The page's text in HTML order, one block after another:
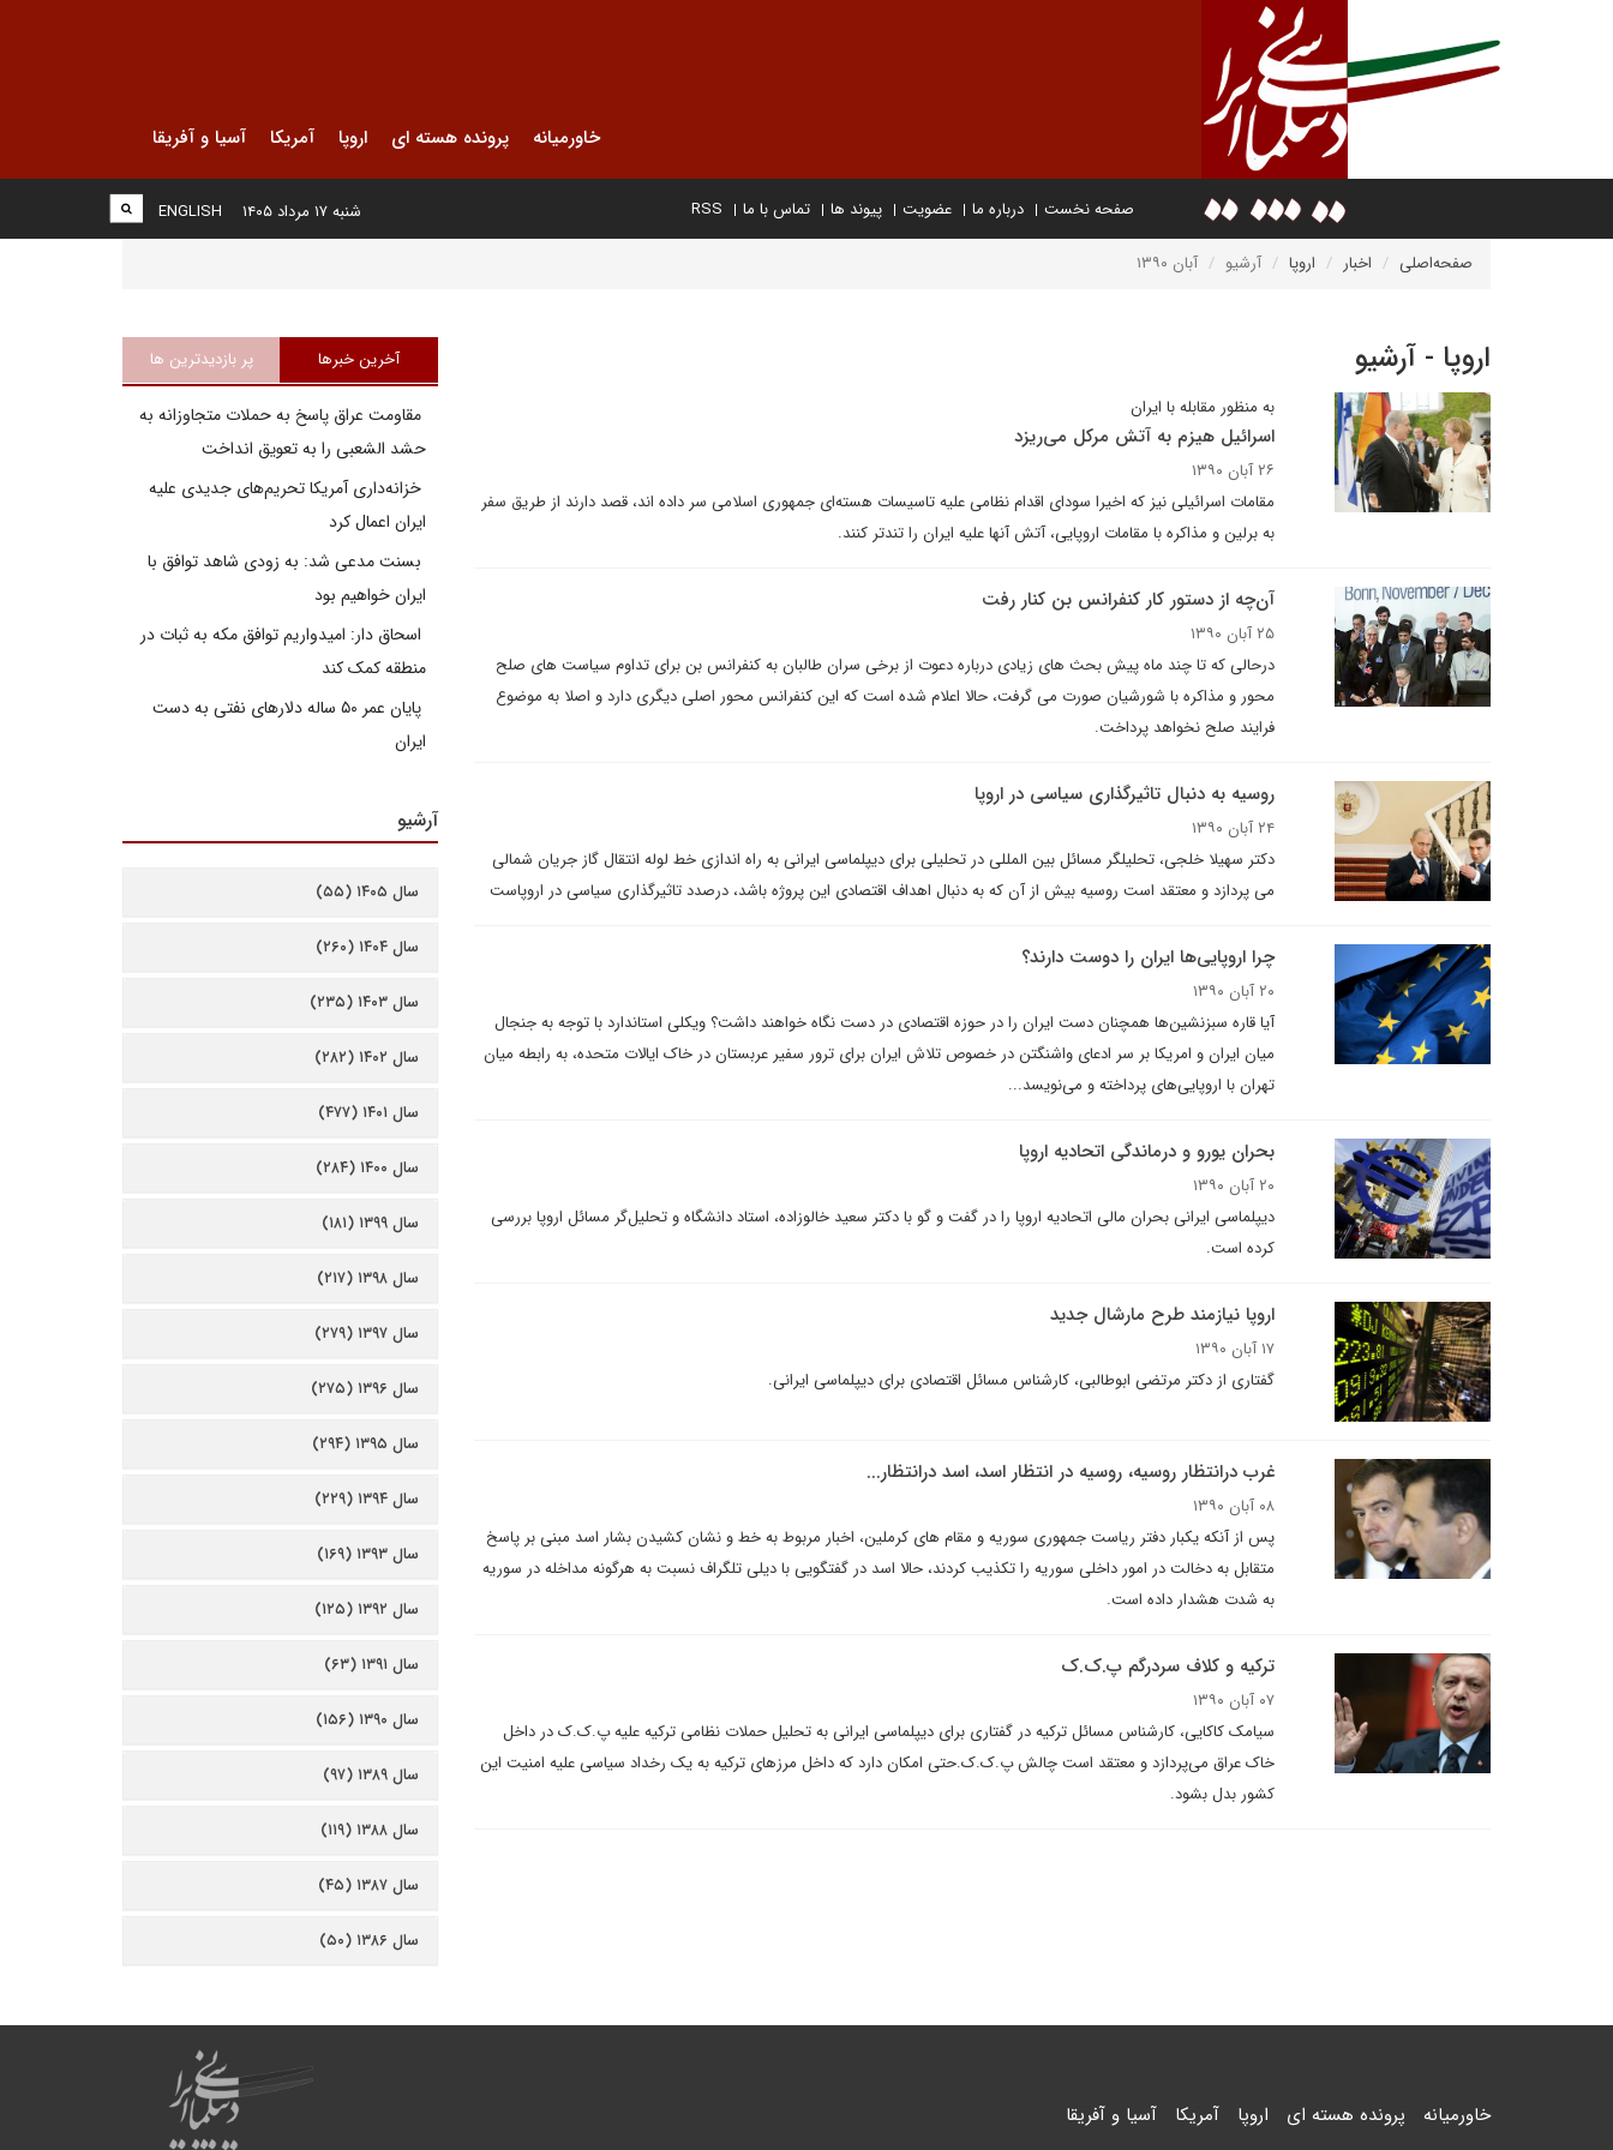
خاورمیانه پرونده هسته ای اروپا آمریکا آسیا و آفریقا
صفحه نخست درباره ما عضویت پیوند ها تماس با ما RSS
ENGLISH شنبه ۱۷ مرداد ۱۴۰۵
صفحه‌اصلی اخبار اروپا آرشیو آبان ۱۳۹۰
اروپا - آرشیو
به منظور مقابله با ایران
اسرائیل هیزم به آتش مرکل می‌ریزد
۲۶ آبان ۱۳۹۰
مقامات اسرائیلی نیز که اخیرا سودای اقدام نظامی علیه تاسیسات هسته‌ای جمهوری اسلامی سر داده اند، ‌قصد دارند از طریق سفر
به برلین و مذاکره با مقامات اروپایی،‌ آتش آنها علیه ایران را تند‌تر کنند.
آن‌چه از دستور کار کنفرانس بن کنار رفت
۲۵ آبان ۱۳۹۰
درحالی که تا چند ماه پیش بحث های زیادی درباره دعوت از برخی سران طالبان به کنفرانس بن برای تداوم سیاست های صلح
محور و مذاکره با شورشیان صورت می گرفت، حالا اعلام شده است که این کنفرانس محور اصلی دیگری دارد و اصلا به موضوع
فرایند صلح نخواهد پرداخت.
روسیه به دنبال تاثیرگذاری سیاسی در اروپا
۲۴ آبان ۱۳۹۰
دکتر سهیلا خلجی، تحلیلگر مسائل بین المللی در تحلیلی برای دیپلماسی ایرانی به راه اندازی خط لوله انتقال گاز جریان شمالی
می پردازد و معتقد است روسیه بیش از آن که به دنبال اهداف اقتصادی این پروژه باشد، درصدد تاثیرگذاری سیاسی در اروپاست
چرا اروپایی‌ها ایران را دوست دارند؟
۲۰ آبان ۱۳۹۰
آیا قاره سبزنشین‌ها همچنان دست ایران را در حوزه اقتصادی در دست نگاه خواهند داشت؟ ویکلی استاندارد با توجه به جنجال
میان ایران و امریکا بر سر ادعای واشنگتن در خصوص تلاش ایران برای ترور سفیر عربستان در خاک ایالات متحده، به رابطه میان
تهران با اروپایی‌های پرداخته و می‌نویسد...
بحران یورو و درماندگی اتحادیه اروپا
۲۰ آبان ۱۳۹۰
دیپلماسی ایرانی بحران مالی اتحادیه اروپا را در گفت و گو با دکتر سعید خالوزاده، استاد دانشگاه و تحلیل‌گر مسائل اروپا بررسی
کرده است.
اروپا نیازمند طرح مارشال جدید
۱۷ آبان ۱۳۹۰
گفتاری از دکتر مرتضی ابوطالبی، کارشناس مسائل اقتصادی برای دیپلماسی ایرانی.
غرب درانتظار روسیه، روسیه در انتظار اسد، اسد درانتظار...
۰۸ آبان ۱۳۹۰
پس از آنکه یکبار دفتر ریاست جمهوری سوریه و مقام های کرملین، اخبار مربوط به خط و نشان کشیدن بشار اسد مبنی بر پاسخ
متقابل به دخالت در امور داخلی سوریه را تکذیب کردند، حالا اسد در گفتگویی با دیلی تلگراف نسبت به هرگونه مداخله در سوریه
به شدت هشدار داده است.
ترکیه و کلاف سردرگم پ.ک.ک
۰۷ آبان ۱۳۹۰
سیامک کاکایی، کارشناس مسائل ترکیه در گفتاری برای دیپلماسی ایرانی به تحلیل حملات نظامی ترکیه علیه پ.ک.ک در داخل
خاک عراق می‌پردازد و معتقد است چالش پ.ک.ک.حتی امکان دارد که داخل مرزهای ترکیه به یک رخداد سیاسی علیه امنیت این
کشور بدل بشود.
آخرین خبرها پر بازدیدترین ها
مقاومت عراق پاسخ به حملات متجاوزانه به
حشد الشعبی را به تعویق انداخت
خزانه‌داری آمریکا تحریم‌های جدیدی علیه
ایران اعمال کرد
بسنت مدعی شد: به زودی شاهد توافق با
ایران خواهیم بود
اسحاق دار: امیدواریم توافق مکه به ثبات در
منطقه کمک کند
پایان عمر ۵۰ ساله دلارهای نفتی به دست
ایران
آرشیو
سال ۱۴۰۵ (۵۵)
سال ۱۴۰۴ (۲۶۰)
سال ۱۴۰۳ (۲۳۵)
سال ۱۴۰۲ (۲۸۲)
سال ۱۴۰۱ (۴۷۷)
سال ۱۴۰۰ (۲۸۴)
سال ۱۳۹۹ (۱۸۱)
سال ۱۳۹۸ (۲۱۷)
سال ۱۳۹۷ (۲۷۹)
سال ۱۳۹۶ (۲۷۵)
سال ۱۳۹۵ (۲۹۴)
سال ۱۳۹۴ (۲۲۹)
سال ۱۳۹۳ (۱۶۹)
سال ۱۳۹۲ (۱۲۵)
سال ۱۳۹۱ (۶۳)
سال ۱۳۹۰ (۱۵۶)
سال ۱۳۸۹ (۹۷)
سال ۱۳۸۸ (۱۱۹)
سال ۱۳۸۷ (۴۵)
سال ۱۳۸۶ (۵۰)
خاورمیانه پرونده هسته ای اروپا آمریکا آسیا و آفریقا